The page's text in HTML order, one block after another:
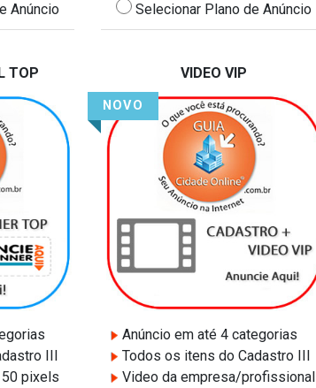
Anúncio Selecionar Plano de Anúncio
TOP
III
pixels
VIDEO VIP
Anúncio em até 4 categorias
Todos os itens do Cadastro III
Video da empresa/profissional
NOVO